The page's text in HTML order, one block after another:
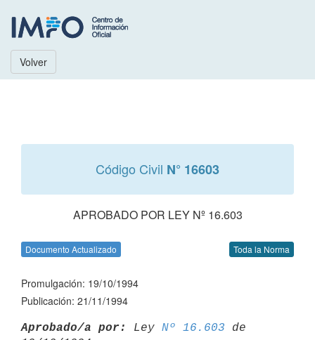
Volver
Código Civil N° 16603
APROBADO POR LEY Nº 16.603
Documento Actualizado Toda la Norma
Promulgación: 19/10/1994
Publicación: 21/11/1994
Aprobado/a por: Ley Nº 16.603 de